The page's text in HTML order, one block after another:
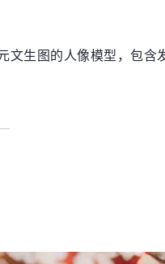
文生图的人像模型，包含